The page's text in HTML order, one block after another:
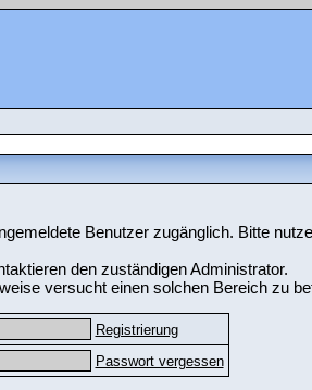
Benutzer zugänglich. Bitte
den zuständigen Administrator.
versucht einen solchen Bereich zu
Registrierung
Passwort vergessen